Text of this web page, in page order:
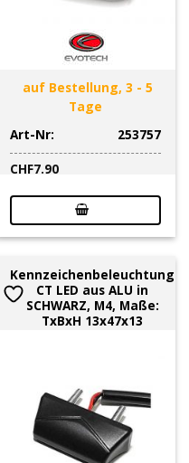
auf Bestellung, 3 - 5
Tage
Art-Nr:
253757
CHF7.90
Kennzeichenbeleuchtung
CT LED aus ALU in
SCHWARZ, M4, Maße:
TxBxH 13x47x13